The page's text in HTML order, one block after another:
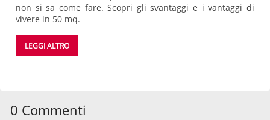
non si sa come fare. Scopri gli svantaggi e i vantaggi di
vivere in 50 mq.
LEGGI ALTRO
0 Commenti